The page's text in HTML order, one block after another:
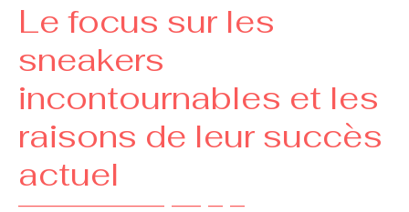
Le focus sur les
sneakers
incontournables et les
raisons de leur succès
actuel